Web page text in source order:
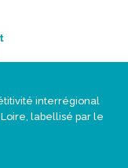
interrégional
labellisé par le